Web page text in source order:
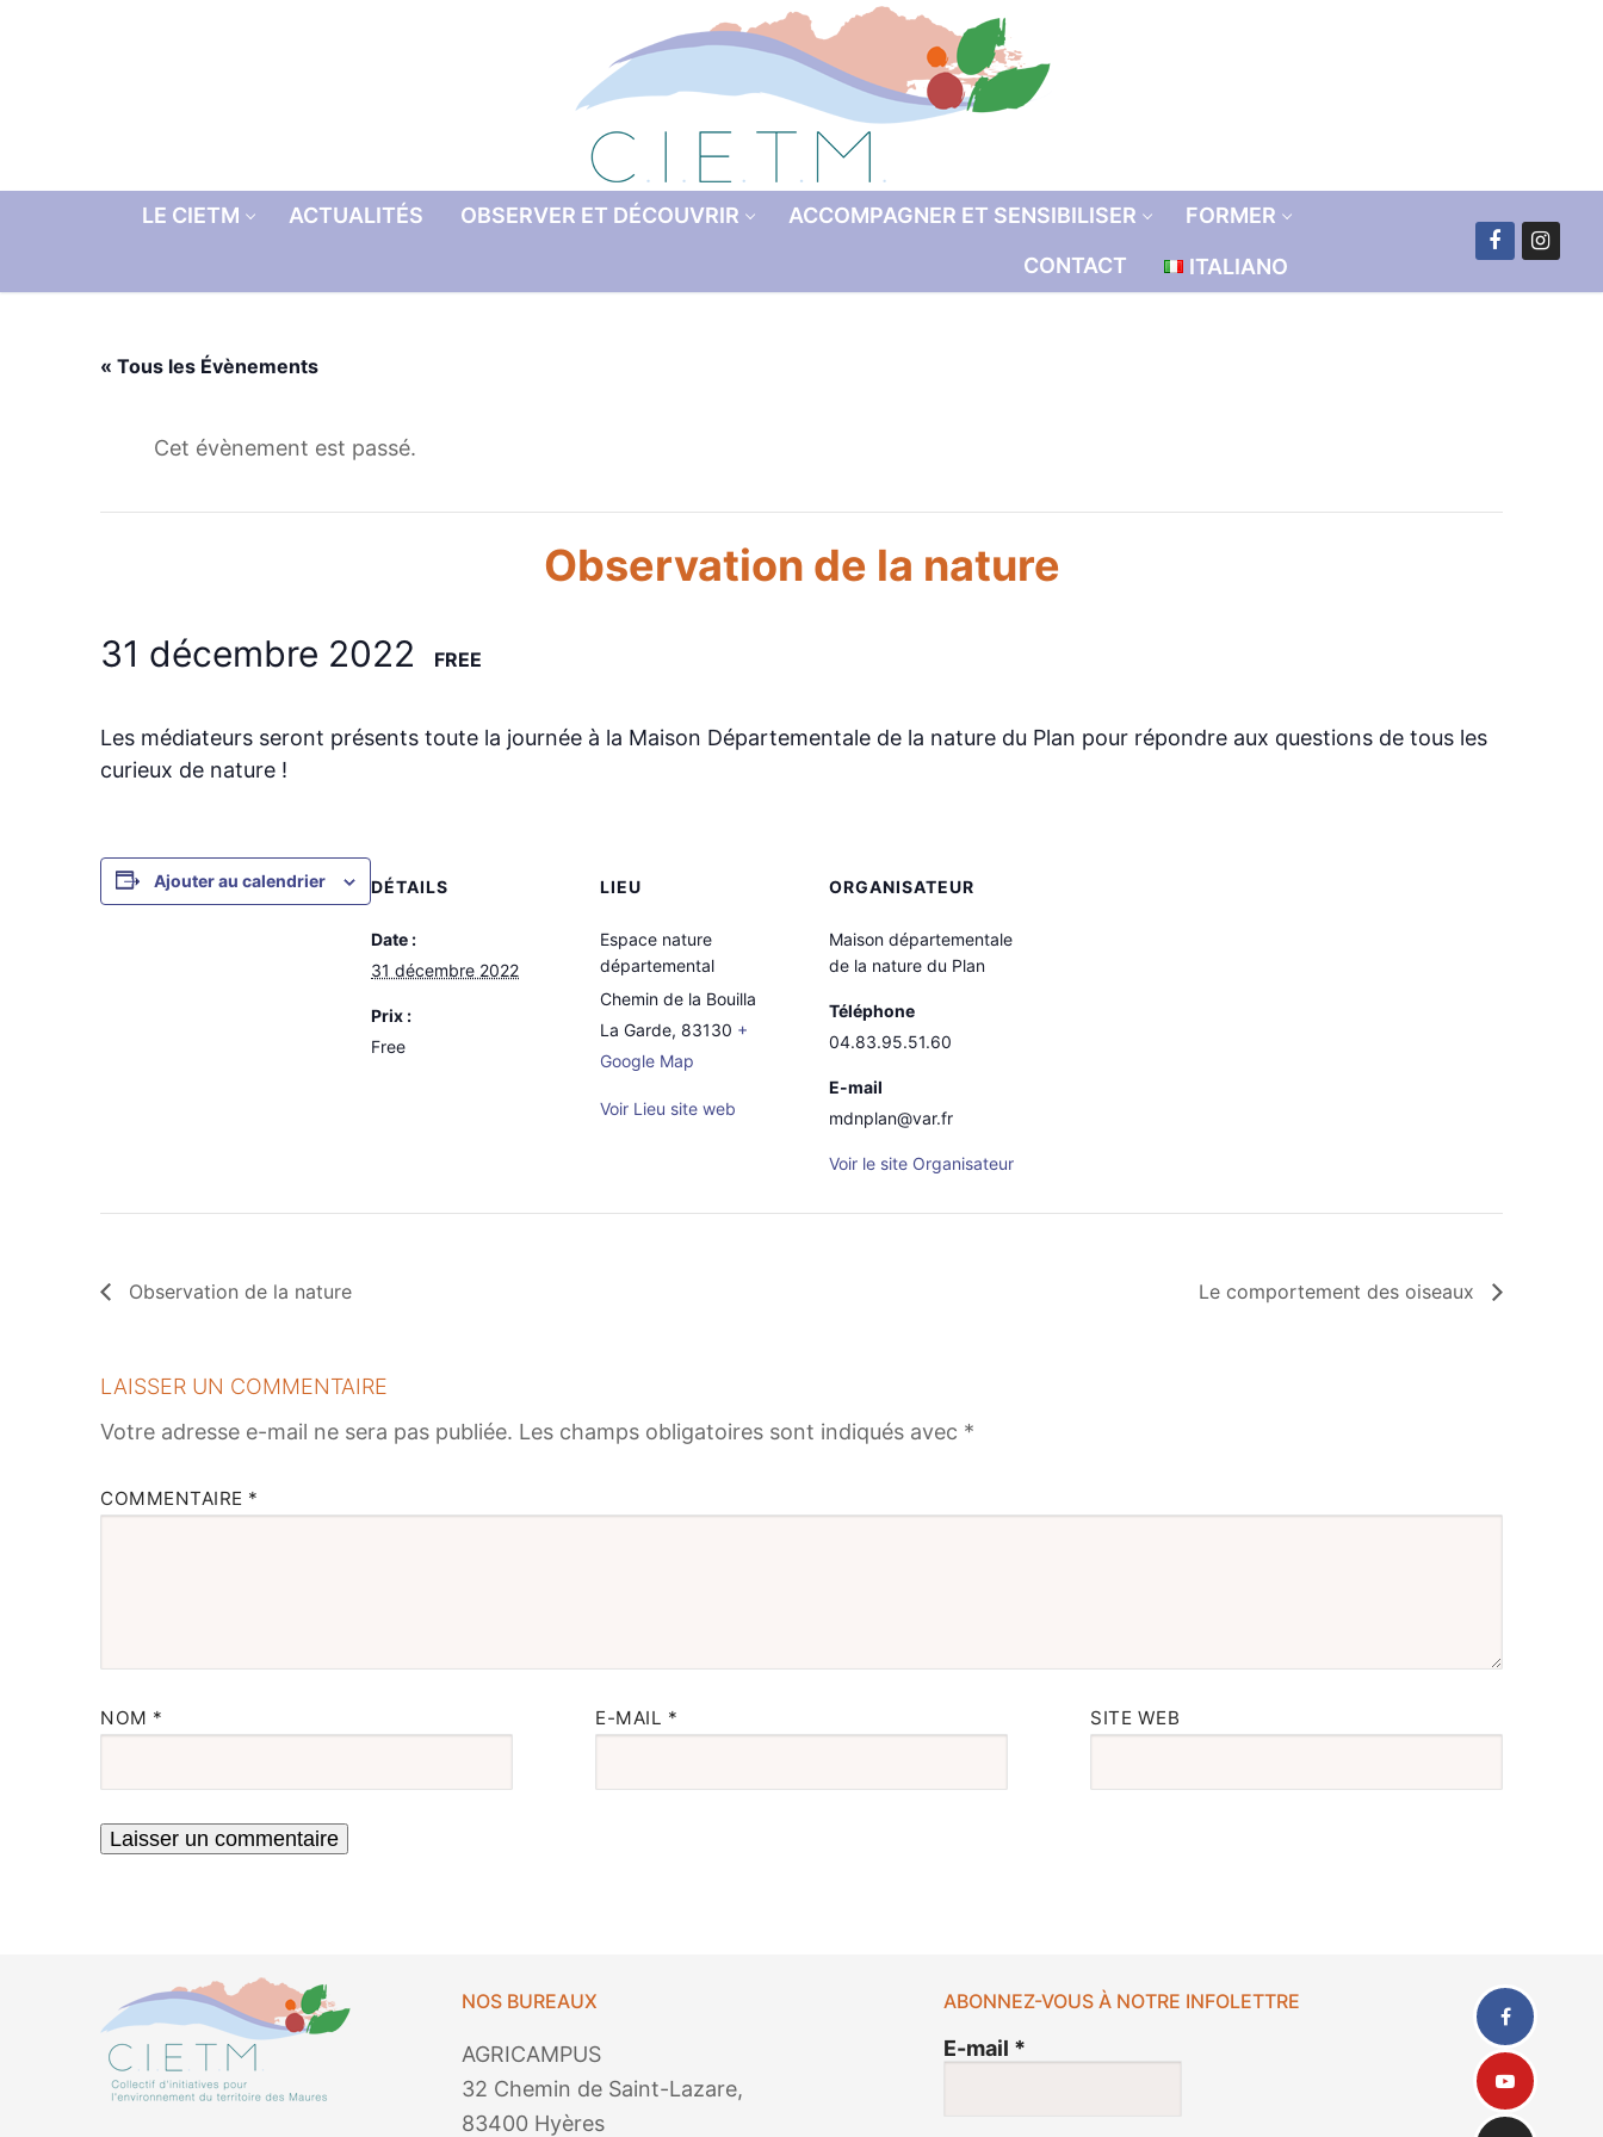
LE CIETM ACTUALITÉS OBSERVER ET DÉCOUVRIR ACCOMPAGNER ET SENSIBILISER
FORMER
CONTACT
ITALIANO
« Tous les Évènements
Cet évènement est passé.
Observation de la nature
31 décembre 2022 FREE
Les médiateurs seront présents toute la journée à la Maison Départementale de la nature du Plan pour répondre aux questions de tous les
curieux de nature !
Ajouter au calendrier DÉTAILS
Date :
31 décembre 2022
Prix :
Free
LIEU
Espace nature
départemental
Chemin de la Bouilla
La Garde, 83130 +
Google Map
Voir Lieu site web
ORGANISATEUR
Maison départementale
de la nature du Plan
Téléphone
04.83.95.51.60
E-mail
mdnplan@var.fr
Voir le site Organisateur
Observation de la nature Le comportement des oiseaux
LAISSER UN COMMENTAIRE
Votre adresse e-mail ne sera pas publiée. Les champs obligatoires sont indiqués avec *
COMMENTAIRE *
NOM * E-MAIL * SITE WEB
NOS BUREAUX
AGRICAMPUS
32 Chemin de Saint-Lazare,
83400 Hyères
ABONNEZ-VOUS À NOTRE INFOLETTRE
E-mail *